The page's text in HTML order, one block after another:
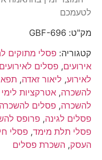
לטעמכם
מק"ט: GBF-696
קטגוריה: פסלי מתוקים
אירועים, פסלים לאירועים
לאירוע, ליאור זאדה,
להשכרה,אטרקציות
להשכרה, פסלים להשכרה
פסלים לגינה, פרופס
פסלי תלת מימד, פסלי
העסק, השכרת פסלים